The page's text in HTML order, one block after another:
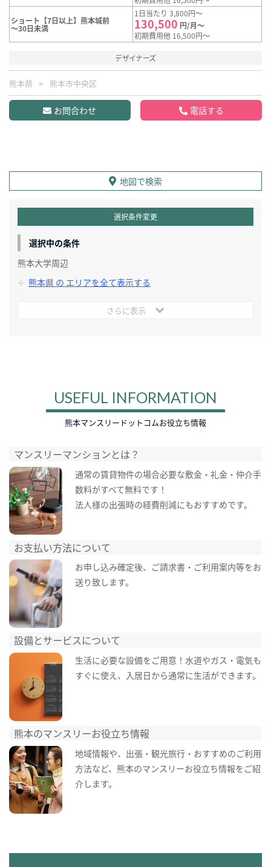
ショート【7日以上】熊本城前
～30日未満
1日当たり 3,800円～
130,500 円/月～
初期費用他 16,500円～
デザイナーズ
熊本県 熊本市中央区
お問合わせ 電話する
地図で検索
選択条件変更
選択中の条件
熊本大学周辺
熊本県 の エリアを全て表示する
さらに表示
USEFUL INFORMATION
熊本マンスリードットコムお役立ち情報
マンスリーマンションとは？
通常の賃貸物件の場合必要な敷金・礼金・仲介手
数料がすべて無料です！
法人様の出張時の経費削減にもおすすめです。
お支払い方法について
お申し込み確定後、ご請求書・ご利用案内等をお
送り致します。
設備とサービスについて
生活に必要な設備をご用意！水道やガス・電気も
すぐに使え、入居日から通常に生活ができます。
熊本のマンスリーお役立ち情報
地域情報や、出張・観光旅行・おすすめのご利用
方法など、熊本のマンスリーお役立ち情報をご紹
介します。